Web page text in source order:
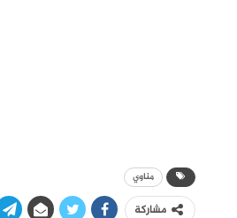
مناوي
مشاركة